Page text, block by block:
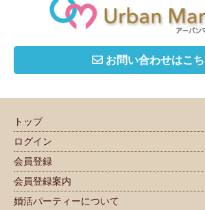
お問い合わせはこ
トップ
ログイン
会員登録
会員登録案内
婚活パーティーについて